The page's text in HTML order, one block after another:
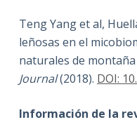
Teng Yang et al,
leñosas en el
naturales de
Journal(2018). DOI:
Información de la